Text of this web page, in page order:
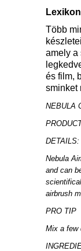
Több
amely a
és film,
sminket
NEBULA
Nebula
and can
airbrush
PRO TIP
Mix a few